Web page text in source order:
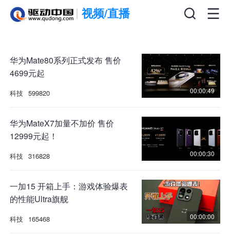
视频/直播
华为Mate80系列正式发布 售价
4699元起
00:00:49
科技 599820
华为MateX7加量不加价 售价
12999元起！
00:00:30
科技 316828
一加15 开箱上手：游戏体验爆表
的性能Ultra旗舰
00:00:00
科技 165468